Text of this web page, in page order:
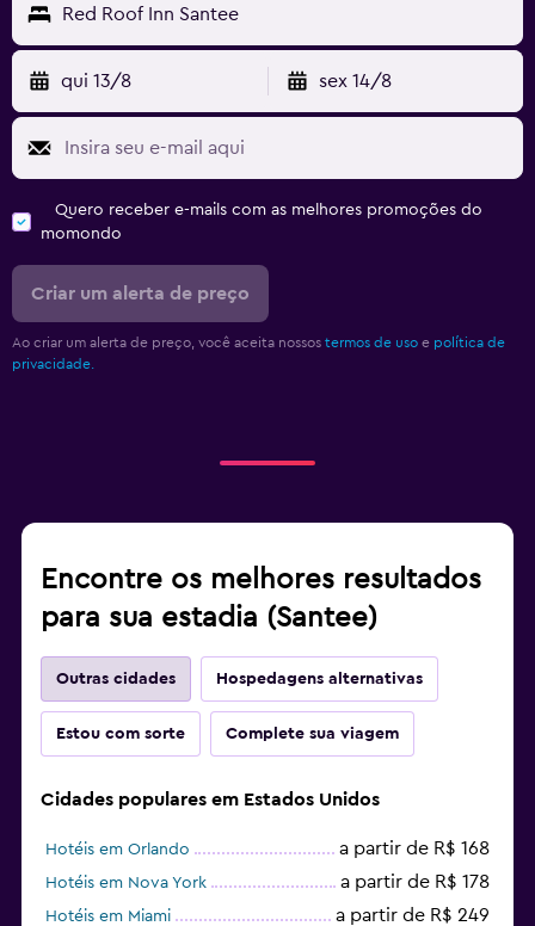
Red Roof Inn Santee
qui 13/8 sex 14/8
Quero receber e-mails com as melhores promoções do
momondo
Criar um alerta de preço
Ao criar um alerta de preço, você aceita nossos termos de uso e política de
privacidade.
Encontre os melhores resultados
para sua estadia (Santee)
Outras cidades Hospedagens alternativas
Estou com sorte Complete sua viagem
Cidades populares em Estados Unidos
Hotéis em Orlando a partir de R$ 168
Hotéis em Nova York a partir de R$ 178
Hotéis em Miami a partir de R$ 249